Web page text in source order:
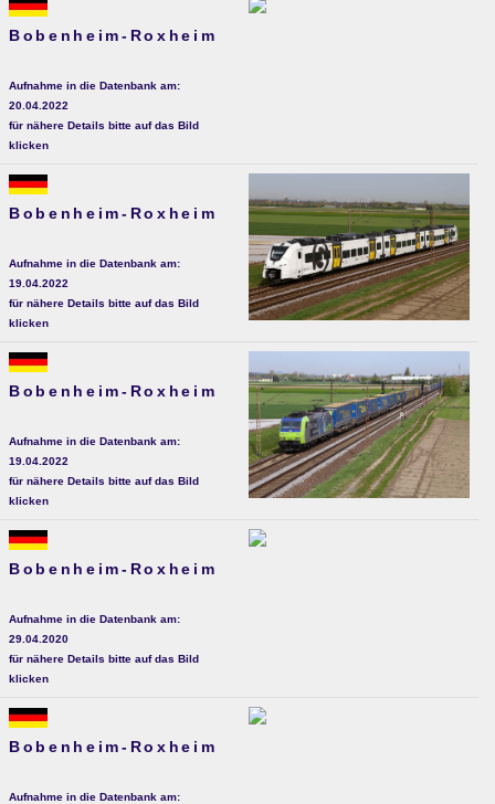
Bobenheim-Roxheim
Aufnahme in die Datenbank am:
20.04.2022
für nähere Details bitte auf das Bild
klicken
Bobenheim-Roxheim
Aufnahme in die Datenbank am:
19.04.2022
für nähere Details bitte auf das Bild
klicken
Bobenheim-Roxheim
Aufnahme in die Datenbank am:
19.04.2022
für nähere Details bitte auf das Bild
klicken
Bobenheim-Roxheim
Aufnahme in die Datenbank am:
29.04.2020
für nähere Details bitte auf das Bild
klicken
Bobenheim-Roxheim
Aufnahme in die Datenbank am: